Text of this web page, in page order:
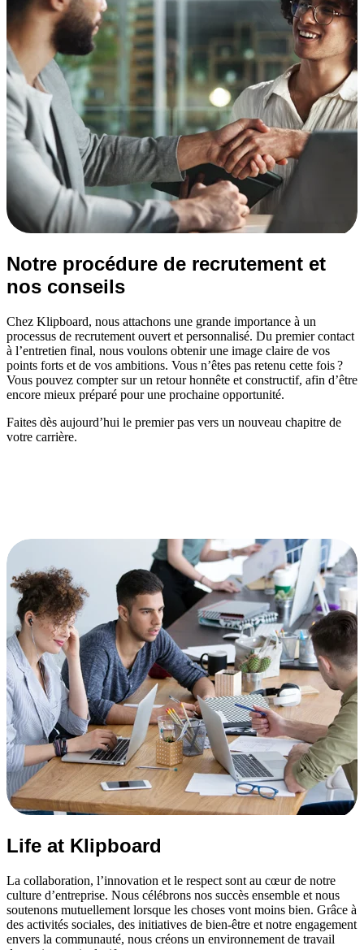
Notre procédure de recrutement et
nos conseils
Chez Klipboard, nous attachons une grande importance à un
processus de recrutement ouvert et personnalisé. Du premier contact
à l’entretien final, nous voulons obtenir une image claire de vos
points forts et de vos ambitions. Vous n’êtes pas retenu cette fois ?
Vous pouvez compter sur un retour honnête et constructif, afin d’être
encore mieux préparé pour une prochaine opportunité.
Faites dès aujourd’hui le premier pas vers un nouveau chapitre de
votre carrière.
Life at Klipboard
La collaboration, l’innovation et le respect sont au cœur de notre
culture d’entreprise. Nous célébrons nos succès ensemble et nous
soutenons mutuellement lorsque les choses vont moins bien. Grâce à
des activités sociales, des initiatives de bien‑être et notre engagement
envers la communauté, nous créons un environnement de travail